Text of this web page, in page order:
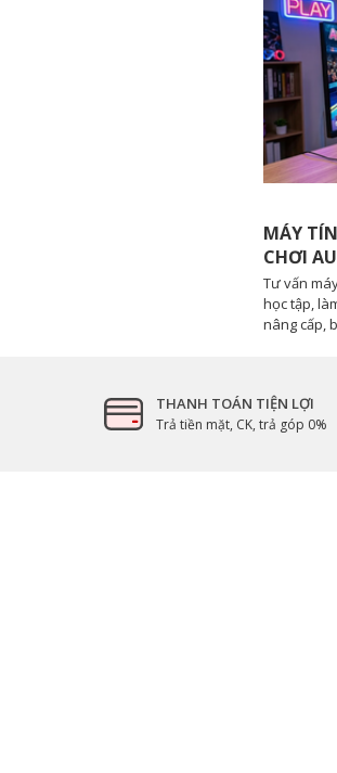
MÁY
CHƠI
Tư vấn
học tập,
nâng cấp,
THANH TOÁN TIỆN LỢI
Trả tiền mặt, CK, trả góp 0%